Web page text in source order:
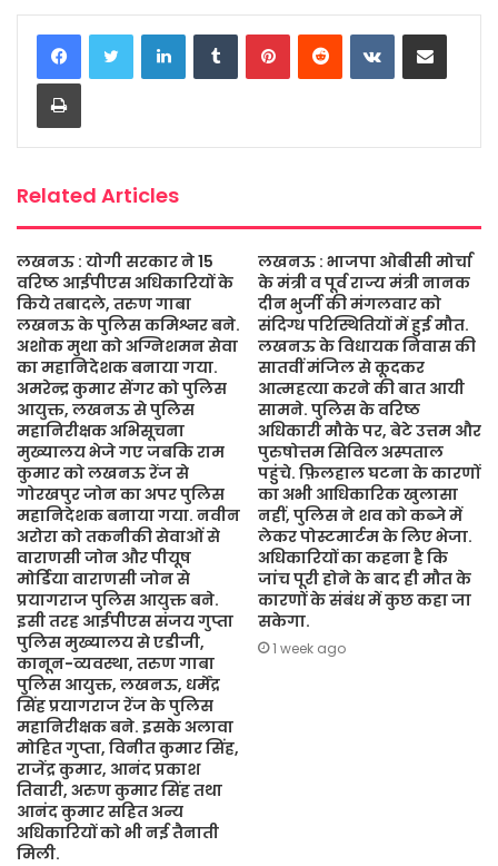
c
e
b
o
o
i
t
t
a
t
s
s
s
a
a
i
a
r
e
LinkedInTumblrPinterestReddit VKontakteShare via Email
Print
Related Articles
लखनऊ : योगी सरकार ने 15
वरिष्ठ आईपीएस अधिकारियों के
किये तबादले, तरुण गाबा
लखनऊ के पुलिस कमिश्नर बने.
अशोक मुथा को अग्निशमन सेवा
का महानिदेशक बनाया गया.
अमरेन्द्र कुमार सेंगर को पुलिस
आयुक्त, लखनऊ से पुलिस
महानिरीक्षक अभिसूचना
मुख्यालय भेजे गए जबकि राम
कुमार को लखनऊ रेंज से
गोरखपुर जोन का अपर पुलिस
महानिदेशक बनाया गया. नवीन
अरोरा को तकनीकी सेवाओं से
वाराणसी जोन और पीयूष
मोर्डिया वाराणसी जोन से
प्रयागराज पुलिस आयुक्त बने.
इसी तरह आईपीएस संजय गुप्ता
पुलिस मुख्यालय से एडीजी,
कानून-व्यवस्था, तरुण गाबा
पुलिस आयुक्त, लखनऊ, धर्मेंद्र
सिंह प्रयागराज रेंज के पुलिस
महानिरीक्षक बने. इसके अलावा
मोहित गुप्ता, विनीत कुमार सिंह,
राजेंद्र कुमार, आनंद प्रकाश
तिवारी, अरुण कुमार सिंह तथा
आनंद कुमार सहित अन्य
अधिकारियों को भी नई तैनाती
मिली.
लखनऊ : भाजपा ओबीसी मोर्चा
के मंत्री व पूर्व राज्य मंत्री नानक
दीन भुर्जी की मंगलवार को
संदिग्ध परिस्थितियों में हुई मौत.
लखनऊ के विधायक निवास की
सातवीं मंजिल से कूदकर
आत्महत्या करने की बात आयी
सामने. पुलिस के वरिष्ठ
अधिकारी मौके पर, बेटे उत्तम और
पुरुषोत्तम सिविल अस्पताल
पहुंचे. फ़िलहाल घटना के कारणों
का अभी आधिकारिक खुलासा
नहीं, पुलिस ने शव को कब्जे में
लेकर पोस्टमार्टम के लिए भेजा.
अधिकारियों का कहना है कि
जांच पूरी होने के बाद ही मौत के
कारणों के संबंध में कुछ कहा जा
सकेगा.
1 week ago